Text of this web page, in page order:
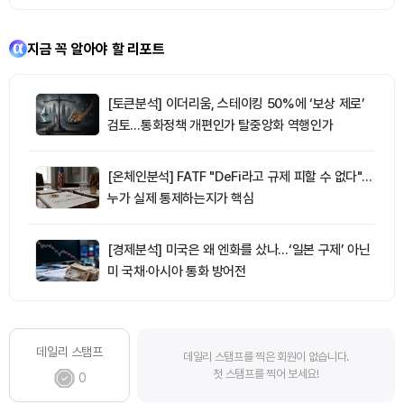
지금 꼭 알아야 할 리포트
[토큰분석] 이더리움, 스테이킹 50%에 ‘보상 제로’
검토…통화정책 개편인가 탈중앙화 역행인가
[온체인분석] FATF "DeFi라고 규제 피할 수 없다"…
누가 실제 통제하는지가 핵심
[경제분석] 미국은 왜 엔화를 샀나…‘일본 구제’ 아닌
미 국채·아시아 통화 방어전
데일리 스탬프
0
데일리 스탬프를 찍은 회원이 없습니다.
첫 스탬프를 찍어 보세요!